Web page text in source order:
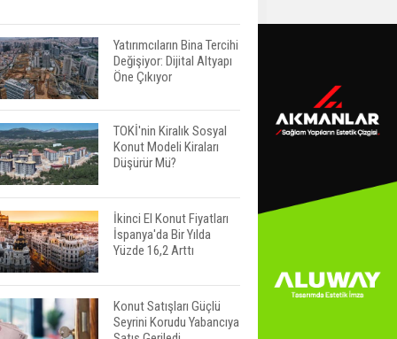
Yatırımcıların Bina Tercihi
Değişiyor: Dijital Altyapı
Öne Çıkıyor
TOKİ'nin Kiralık Sosyal
Konut Modeli Kiraları
Düşürür Mü?
İkinci El Konut Fiyatları
İspanya'da Bir Yılda
Yüzde 16,2 Arttı
Konut Satışları Güçlü
Seyrini Korudu Yabancıya